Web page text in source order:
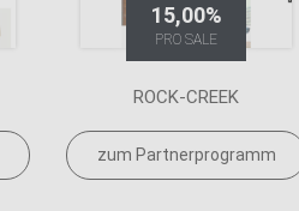
15,00%
PRO SALE
ROCK-CREEK
zum Partnerprogramm